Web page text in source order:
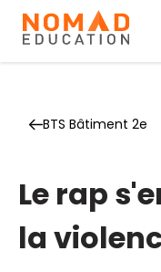
BTS Bâtiment 2e
Le rap
la